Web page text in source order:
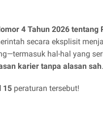
4 Tahun 2026 tentang
secara eksplisit
hal-hal yang
karier tanpa alasan sah.
15 peraturan tersebut!